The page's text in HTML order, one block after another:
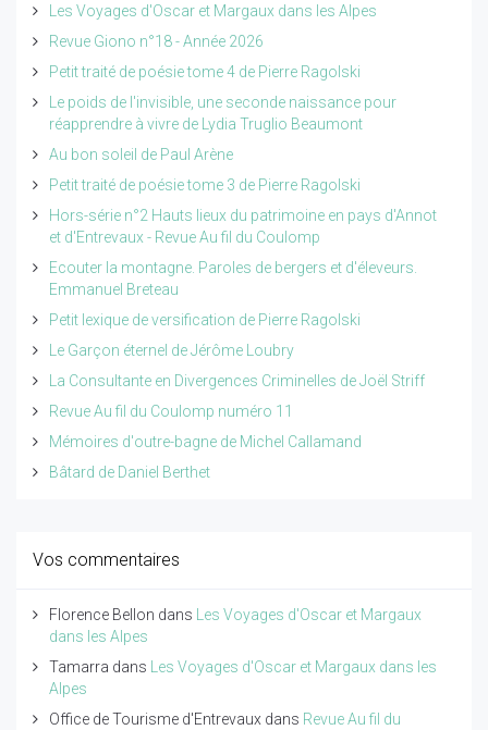
Les Voyages d'Oscar et Margaux dans les Alpes
Revue Giono n°18 - Année 2026
Petit traité de poésie tome 4 de Pierre Ragolski
Le poids de l'invisible, une seconde naissance pour
réapprendre à vivre de Lydia Truglio Beaumont
Au bon soleil de Paul Arène
Petit traité de poésie tome 3 de Pierre Ragolski
Hors-série n°2 Hauts lieux du patrimoine en pays d'Annot
et d'Entrevaux - Revue Au fil du Coulomp
Ecouter la montagne. Paroles de bergers et d'éleveurs.
Emmanuel Breteau
Petit lexique de versification de Pierre Ragolski
Le Garçon éternel de Jérôme Loubry
La Consultante en Divergences Criminelles de Joël Striff
Revue Au fil du Coulomp numéro 11
Mémoires d'outre-bagne de Michel Callamand
Bâtard de Daniel Berthet
Vos commentaires
Florence Bellon dans Les Voyages d'Oscar et Margaux
dans les Alpes
Tamarra dans Les Voyages d'Oscar et Margaux dans les
Alpes
Office de Tourisme d'Entrevaux dans Revue Au fil du